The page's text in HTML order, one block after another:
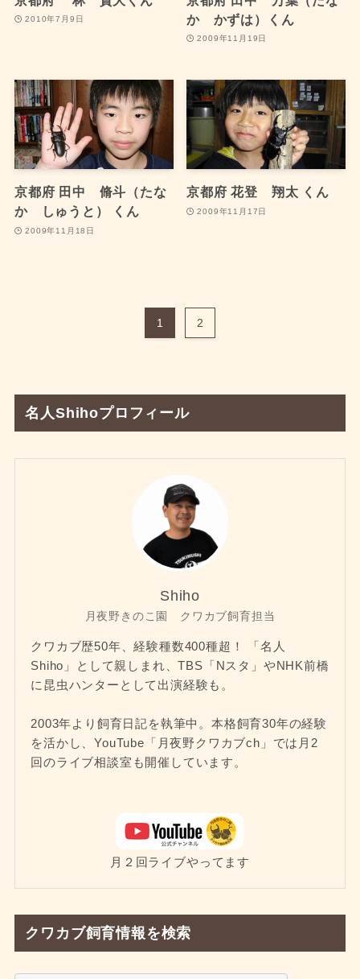
2010年7月9日
か かずは）くん
2009年11月19日
京都府 田中 脩斗（たな
か しゅうと） くん
2009年11月18日
京都府 花登 翔太 くん
2009年11月17日
1 2
名人Shihoプロフィール
Shiho
月夜野きのこ園 クワカブ飼育担当
クワカブ歴50年、経験種数400種超！ 「名人
Shiho」として親しまれ、TBS「Nスタ」やNHK前橋
に昆虫ハンターとして出演経験も。
2003年より飼育日記を執筆中。本格飼育30年の経験
を活かし、YouTube「月夜野クワカブch」では月2
回のライブ相談室も開催しています。
月２回ライブやってます
クワカブ飼育情報を検索